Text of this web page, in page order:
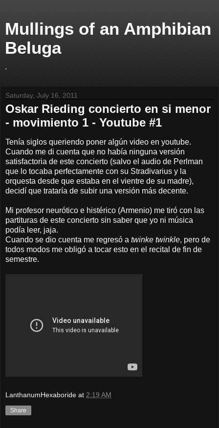
Mullings of an Amphibian
Beluga
.
Saturday, July 16, 2011
Oskar Rieding concierto en si menor
- movimiento 1 - Youtube #1
Tenía siglos queriendo poner algún video en youtube.
Cuando me di cuenta que no había ninguna versión
satisfactoria de este concierto (salvo el audio de Perlman
que lo tocaba perfectamente con su Stradivarius y la
orquesta desde que estaba en el vientre de su madre),
decidí que trataría de subir una versión más decente.
Mi profesor neurótico e histérico (Armenio) me tiró con las
partituras de este concierto sin saber que yo ni música
podía leer, jaja.
Cuando se dio cuenta me regresó a twinke twinkle, pero de
todos modos me obligó a tocar esto en el recital de fin de
semestre.
LanthanumHexaboride at 2:19 AM
Share